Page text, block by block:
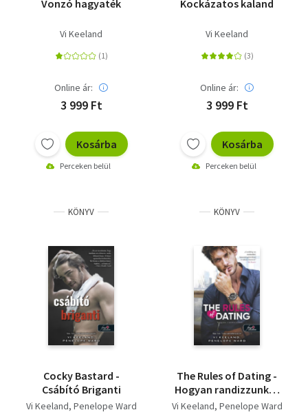
Vonzó hagyaték
Vi Keeland
Online ár:
3 999 Ft
Kosárba
Perceken belül
Kockázatos kaland
Vi Keeland
Online ár:
3 999 Ft
Kosárba
Perceken belül
KÖNYV
Cocky Bastard -
Csábító Briganti
Vi Keeland Penelope Ward
KÖNYV
The Rules of Dating -
Hogyan randizzunk? -
Hogyan randizzunk? 1.
Vi Keeland Penelope Ward